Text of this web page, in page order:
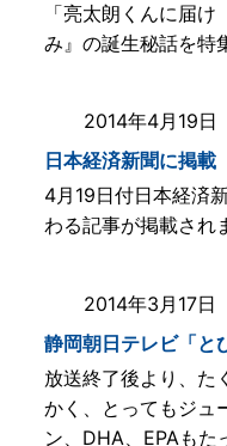
「亮太朗くんに届
み』の誕生秘話を特
2014年4月19日
日本経済新聞に掲載
4月19日付日本経済
わる記事が掲載され
2014年3月17日
静岡朝日テレビ「と
放送終了後より、た
かく、とってもジュ
ン、DHA、EPAも